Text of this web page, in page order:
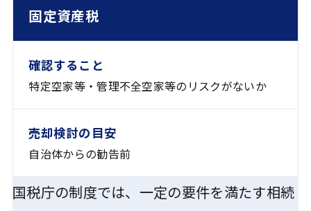
固定資産税
特定空家等・管理不全空家等のリスクがないか
自治体からの勧告前
国税庁の制度では、一定の要件を満たす相続